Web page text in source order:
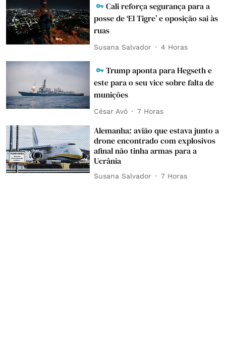
Cali reforça segurança para a
posse de ‘El Tigre’ e oposição sai às
ruas
Susana Salvador 4 Horas
Trump aponta para Hegseth e
este para o seu vice sobre falta de
munições
César Avó 7 Horas
Alemanha: avião que estava junto a
drone encontrado com explosivos
afinal não tinha armas para a
Ucrânia
Susana Salvador 7 Horas